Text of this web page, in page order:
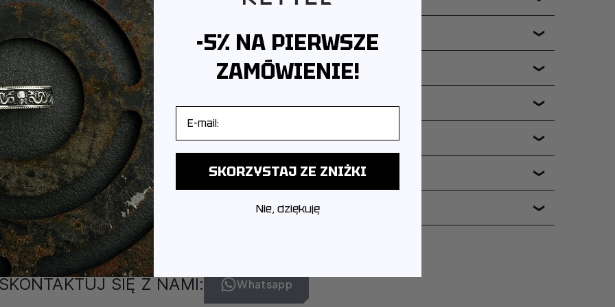
JAK PAKUJEMY PRODUKTY? ❯
CZY PRODUKTY OBJĘTE SĄ GWARANCJĄ? ❯
CZY MOGĘ ZWRÓCIĆ LUB WYMIENIĆ PRODUKT? ❯
JAK WYGLĄDA DOSTAWA I ILE TRWA? ❯
MARKA I GDZIE PRODUKOWANA JEST BIŻUTERIA? ❯
DBAĆ O BIŻUTERIĘ, ABY ZACHOWAŁA SWÓJ BLASK? ❯
SIĘ Z NAMI: Whatsapp
-5% NA PIERWSZE
ZAMÓWIENIE!
SKORZYSTAJ ZE ZNIŻKI
Nie, dziękuję